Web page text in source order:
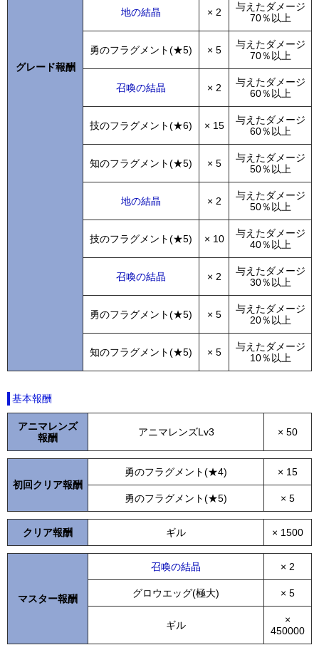
グレード報酬
地の結晶 × 2
与えたダメージ
70％以上
勇のフラグメント(★5) × 5
与えたダメージ
70％以上
召喚の結晶 × 2
与えたダメージ
60％以上
技のフラグメント(★6) × 15
与えたダメージ
60％以上
知のフラグメント(★5) × 5
与えたダメージ
50％以上
地の結晶 × 2
与えたダメージ
50％以上
技のフラグメント(★5) × 10
与えたダメージ
40％以上
召喚の結晶 × 2
与えたダメージ
30％以上
勇のフラグメント(★5) × 5
与えたダメージ
20％以上
知のフラグメント(★5) × 5
与えたダメージ
10％以上
基本報酬
アニマレンズ
報酬
アニマレンズLv3 × 50
初回クリア報酬
勇のフラグメント(★4) × 15
勇のフラグメント(★5) × 5
クリア報酬 ギル × 1500
マスター報酬
召喚の結晶 × 2
グロウエッグ(極大) × 5
ギル
×
450000